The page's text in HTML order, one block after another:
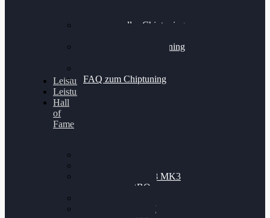
Professionelles Chiptuning
Professionelles Chiptuning
FAQ zum Chiptuning
Leistungsmessung
Leistungsprüfstand
Hall
of
Fame
Nissan GT-R35 3.8 MK3
V6 TWINTURBO
VW Passat 2.0TDI